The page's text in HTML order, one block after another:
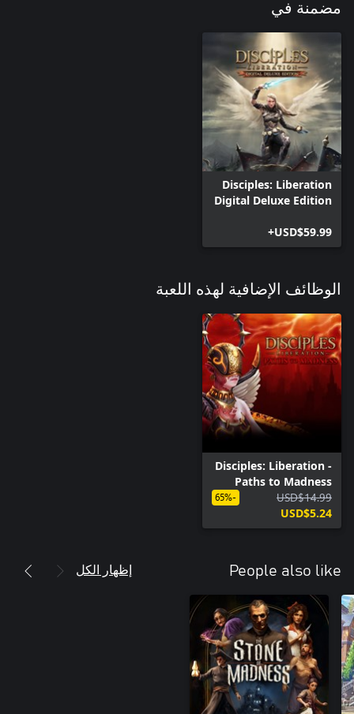
مضمنة في
Disciples: Liberation
Digital Deluxe Edition
USD$59.99+
الوظائف الإضافية لهذه اللعبة
Disciples: Liberation -
Paths to Madness
USD$14.99
USD$5.24
-65%
People also like إظهار الكل